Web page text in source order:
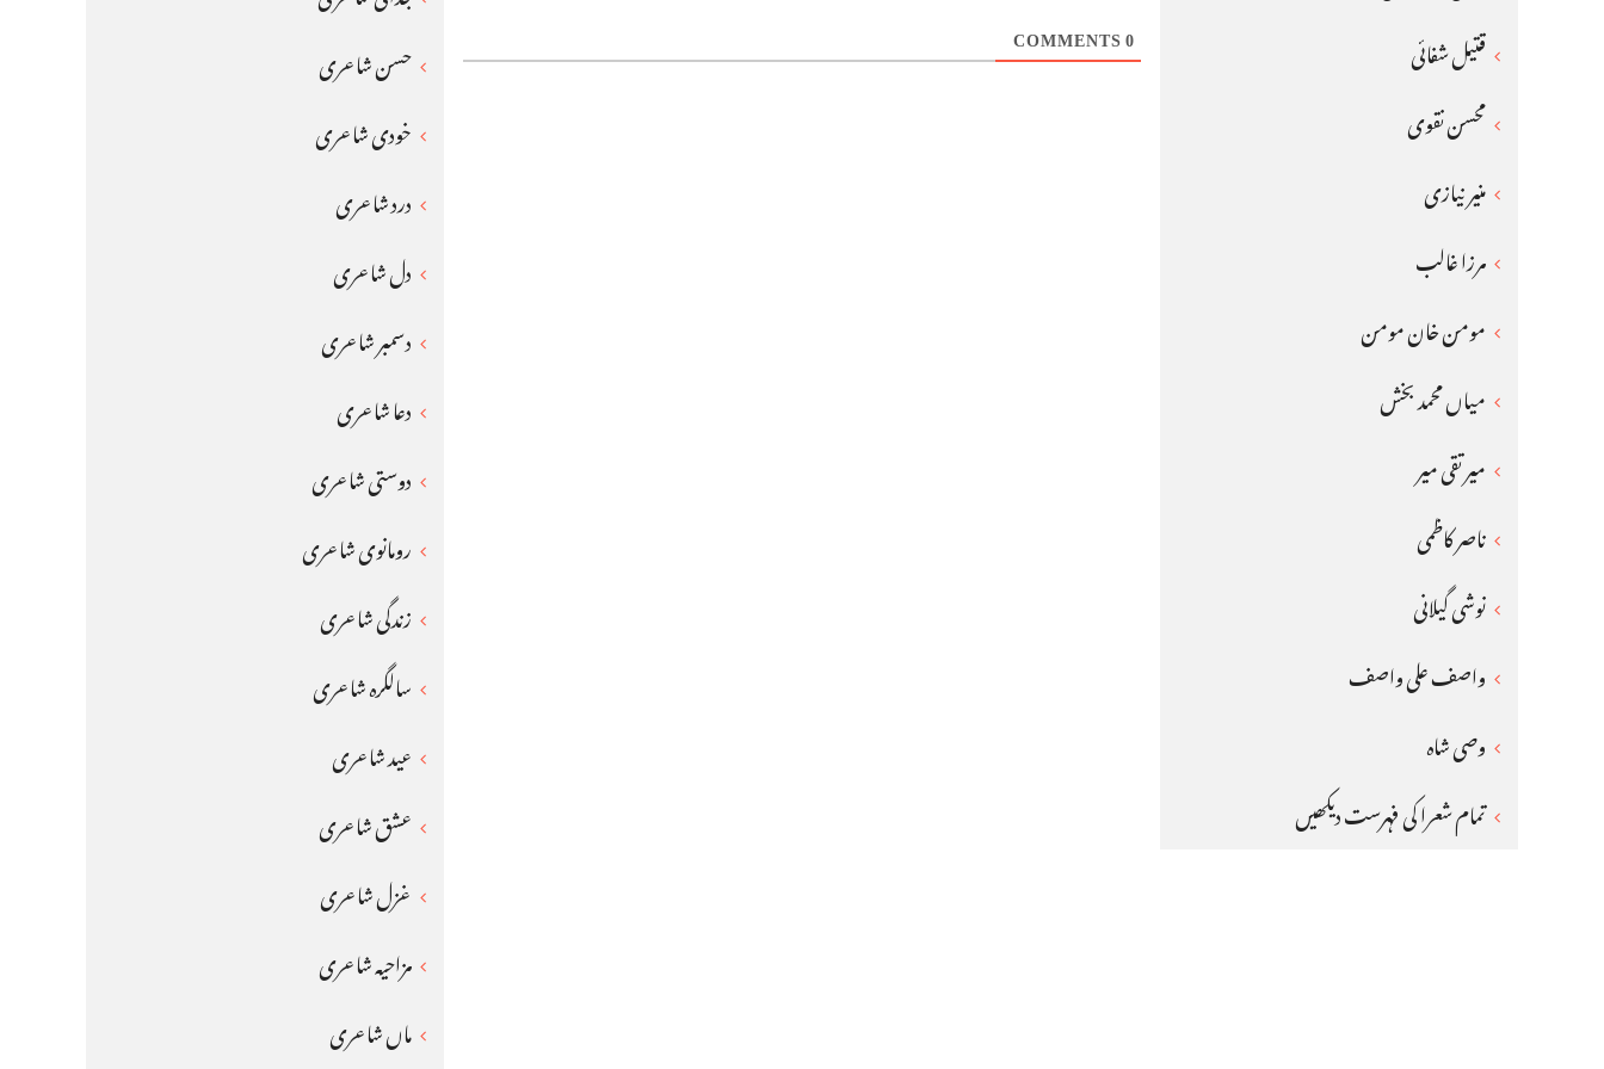
0
قتیل شفائی
محسن نقوی
منیر نیازی
مرزا غالب
مومن خان مومن
میاں محمد بخش
میر تقی میر
ناصر کاظمی
نوشی گیلانی
واصف علی واصف
وصی شاہ
تمام شعرا کی فہرست دیکھیں
حسن شاعری
خودی شاعری
درد شاعری
دل شاعری
دسمبر شاعری
دعا شاعری
دوستی شاعری
رومانوی شاعری
زندگی شاعری
سالگرہ شاعری
عید شاعری
عشق شاعری
غزل شاعری
مزاحیہ شاعری
ماں شاعری